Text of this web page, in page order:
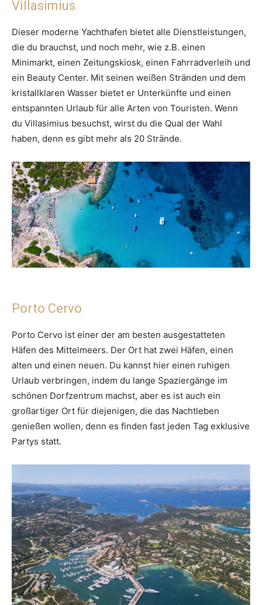
Villasimius
Dieser moderne Yachthafen bietet alle Dienstleistungen,
die du brauchst, und noch mehr, wie z.B. einen
Minimarkt, einen Zeitungskiosk, einen Fahrradverleih und
ein Beauty Center. Mit seinen weißen Stränden und dem
kristallklaren Wasser bietet er Unterkünfte und einen
entspannten Urlaub für alle Arten von Touristen. Wenn
du Villasimius besuchst, wirst du die Qual der Wahl
haben, denn es gibt mehr als 20 Strände.
Porto Cervo
Porto Cervo ist einer der am besten ausgestatteten
Häfen des Mittelmeers. Der Ort hat zwei Häfen, einen
alten und einen neuen. Du kannst hier einen ruhigen
Urlaub verbringen, indem du lange Spaziergänge im
schönen Dorfzentrum machst, aber es ist auch ein
großartiger Ort für diejenigen, die das Nachtleben
genießen wollen, denn es finden fast jeden Tag exklusive
Partys statt.